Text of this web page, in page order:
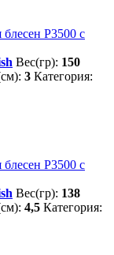
Р3500 с
Вес(гр): 150
3 Категория:
Р3500 с
Вес(гр): 138
4,5 Категория: